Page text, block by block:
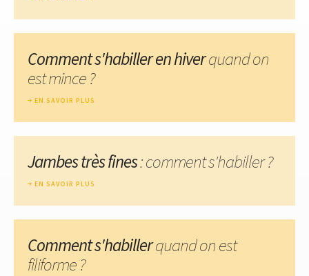
Comment s'habiller en hiverquand on
est mince ?
EN SAVOIR PLUS
Jambes très fines: comment s'habiller ?
EN SAVOIR PLUS
Comment s'habillerquand on est
filiforme ?